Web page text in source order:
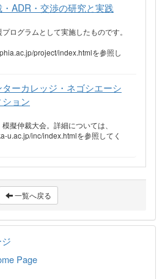
・ADR・交渉の研究と実践
ログラムとして実施したものです。
project/index.htmlを参照し
ターカレッジ・ネゴシエーシ
ョン
擬仲裁大会。詳細については、
u.ac.jp/inc/index.htmlを参照してく
一覧へ戻る
Page